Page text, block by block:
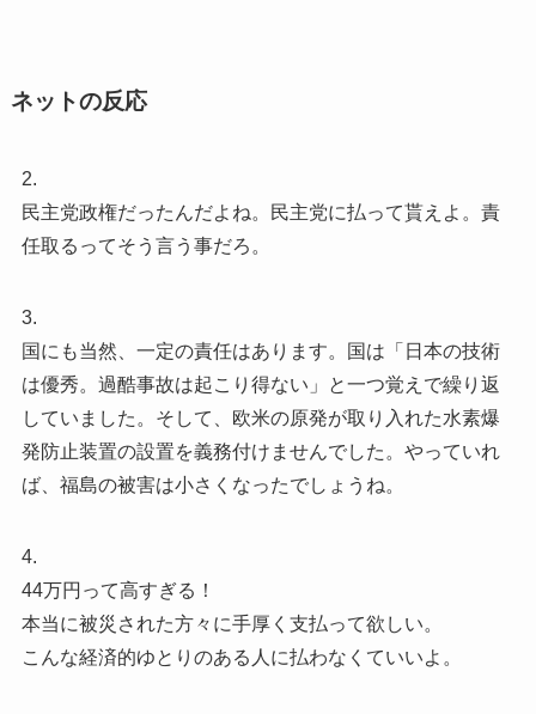
ネットの反応
2.
民主党政権だったんだよね。民主党に払って貰えよ。責
任取るってそう言う事だろ。
3.
国にも当然、一定の責任はあります。国は「日本の技術
は優秀。過酷事故は起こり得ない」と一つ覚えで繰り返
していました。そして、欧米の原発が取り入れた水素爆
発防止装置の設置を義務付けませんでした。やっていれ
ば、福島の被害は小さくなったでしょうね。
4.
44万円って高すぎる！
本当に被災された方々に手厚く支払って欲しい。
こんな経済的ゆとりのある人に払わなくていいよ。